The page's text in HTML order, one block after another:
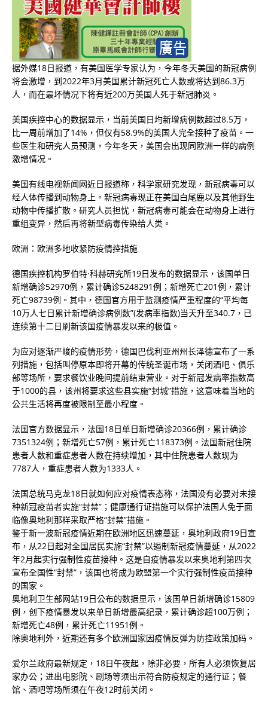
据外媒18日报道，有美国医学专家认为，今年冬天美国的新冠病例
将会激增，到2022年3月美国累计新冠死亡人数或将达到86.3万
人，而在最坏情况下将有近200万美国人死于新冠肺炎。
美国疾控中心的数据显示，当前美国日均新增病例数超过8.5万，
比一周前增加了14%，但仅有58.9%的美国人完全接种了疫苗。一
些医生和研究人员预测，今年冬天，美国会出现同欧洲一样的病例
激增情况。
美国有线电视新闻网近日报道称，科学家研究发现，新冠病毒可以
经人体传播到动物身上。新冠病毒现正在美国白尾鹿以及其他野生
动物中传播扩散。研究人员担忧，新冠病毒可能会在动物身上进行
重组变异，然后再将新型病毒传染给人类。
欧洲：欧洲多地收紧防疫情控措施
德国疾控机构罗伯特·科赫研究所19日发布的数据显示，该国单日
新增确诊52970例，累计确诊5248291例；新增死亡201例，累计
死亡98739例。其中，德国官方用于监测疫情严重程度的“平均每
10万人七日累计新增确诊病例数”(发病率指数)当天升至340.7，已
连续第十二日刷新该国疫情暴发以来的极值。
为应对逐渐严峻的疫情形势，德国巴伐利亚州州长泽德宣布了一系
列措施，包括叫停原本即将开幕的传统圣诞市场，关闭酒吧、俱乐
部等场所，要求餐饮业晚间提前结束营业。对于新冠发病率指数高
于1000的县，该州将要求这些县实施“封城”措施，这意味着当地的
公共生活将再度被限制至最小程度。
法国官方数据显示，法国18日单日新增确诊20366例，累计确诊
7351324例；新增死亡57例，累计死亡118373例。法国新冠住院
患者人数和重症患者人数在持续增加，其中住院患者人数现为
7787人，重症患者人数为1333人。
法国总统马克龙18日就如何应对疫情表态称，法国没有必要对未接
种新冠疫苗者实施“封禁”；健康通行证措施可以保护法国人免于面
临像奥地利那样采取严格“封禁”措施。
鉴于新一波新冠疫情近期在欧洲地区迅速蔓延，奥地利政府19日宣
布，从22日起对全国居民实施“封禁”以遏制新冠疫情蔓延，从2022
年2月起实行强制性疫苗接种。这是自疫情暴发以来奥地利第四次
宣布全国性“封禁”，该国也将成为欧盟第一个实行强制性疫苗接种
的国家。
奥地利卫生部网站19日公布的数据显示，该国单日新增确诊15809
例，创下疫情暴发以来单日新增最高纪录，累计确诊超100万例；
新增死亡48例，累计死亡11951例。
除奥地利外，近期还有多个欧洲国家因疫情反弹为防控政策加码。
爱尔兰政府最新规定，18日午夜起，除非必要，所有人必须恢复居
家办公；进出电影院、剧场等须出示符合防疫规定的通行证；餐
馆、酒吧等场所须在午夜12时前关闭。